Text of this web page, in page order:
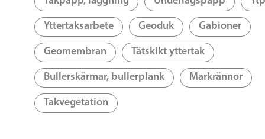
Yttertaksarbete Geoduk Gabioner
Geomembran Tätskikt yttertak
Bullerskärmar, bullerplank Markrännor
Takvegetation